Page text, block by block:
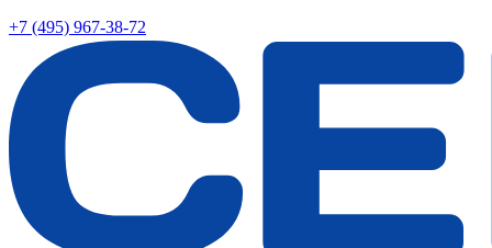
+7 (495) 967-38-72